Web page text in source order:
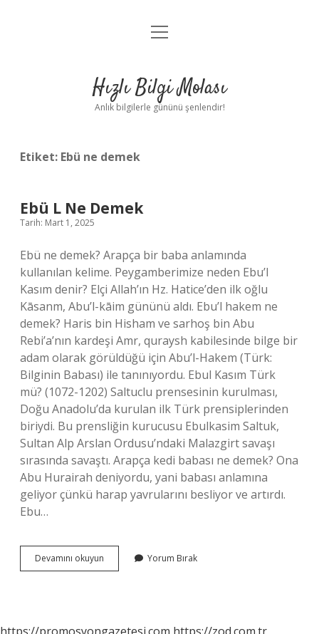
Anasayfa
Yasal Uyarı
menüyü
Hızlı Bilgi Molası
Anlık bilgilerle gününü şenlendir!
Etiket: Ebü ne demek
Ebü L Ne Demek
Tarih: Mart 1, 2025
Ebü ne demek? Arapça bir baba anlamında
kullanılan kelime. Peygamberimize neden Ebu’l
Kasım denir? Elçi Allah’ın Hz. Hatice’den ilk oğlu
Kāsanm, Abu’l-kāim gününü aldı. Ebu’l hakem ne
demek? Haris bin Hisham ve sarhoş bin Abu
Rebi’a’nın kardeşi Amr, quraysh kabilesinde bilge bir
adam olarak görüldüğü için Abu’l-Hakem (Türk:
Bilginin Babası) ile tanınıyordu. Ebul Kasım Türk
mü? (1072-1202) Saltuclu prensesinin kurulması,
Doğu Anadolu’da kurulan ilk Türk prensiplerinden
biriydi. Bu prensliğin kurucusu Ebulkasim Saltuk,
Sultan Alp Arslan Ordusu’ndaki Malazgirt savaşı
sırasında savaştı. Arapça kedi babası ne demek? Ona
Abu Hurairah deniyordu, yani babası anlamına
geliyor çünkü harap yavrularını besliyor ve artırdı.
Ebu…
Devamını okuyun
L
Yorum Bırak